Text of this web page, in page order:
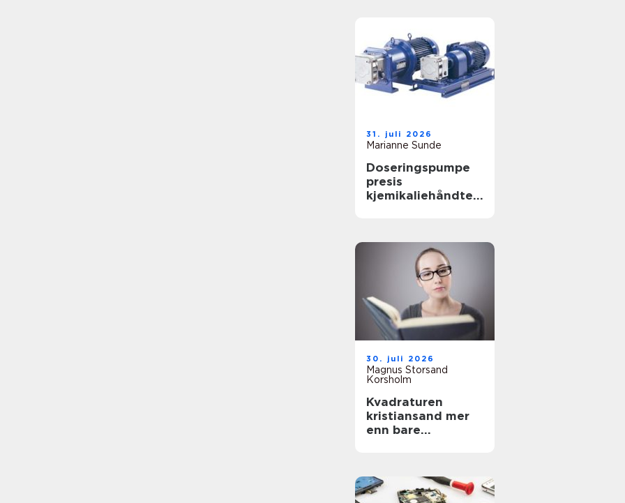
31. juli 2026
Marianne Sunde
Doseringspumpe
presis
kjemikaliehåndteri
30. juli 2026
Magnus Storsand
Korsholm
Kvadraturen
kristiansand mer
enn bare